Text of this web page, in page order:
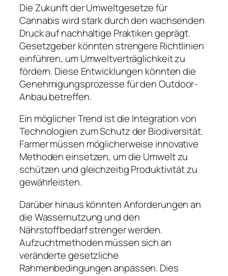
Die Zukunft der Umweltgesetze für
Cannabis wird stark durch den wachsenden
Druck auf nachhaltige Praktiken geprägt.
Gesetzgeber könnten strengere Richtlinien
einführen, um Umweltverträglichkeit zu
fördern. Diese Entwicklungen könnten die
Genehmigungsprozesse für den Outdoor-
Anbau betreffen.
Ein möglicher Trend ist die Integration von
Technologien zum Schutz der Biodiversität.
Farmer müssen möglicherweise innovative
Methoden einsetzen, um die Umwelt zu
schützen und gleichzeitig Produktivität zu
gewährleisten.
Darüber hinaus könnten Anforderungen an
die Wassernutzung und den
Nährstoffbedarf strenger werden.
Aufzuchtmethoden müssen sich an
veränderte gesetzliche
Rahmenbedingungen anpassen. Dies